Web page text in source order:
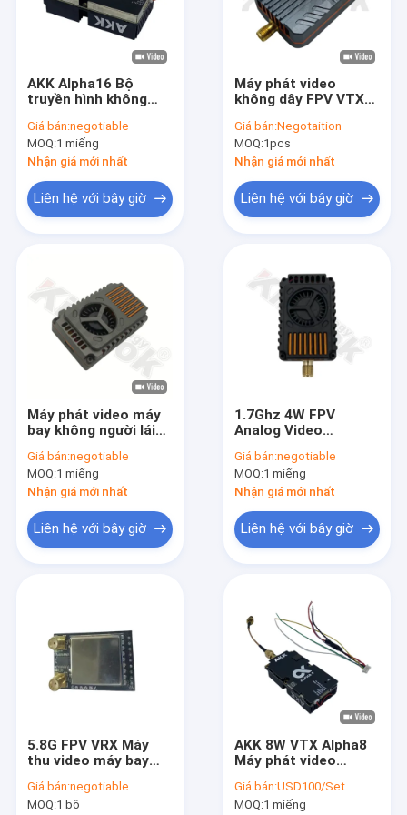
Nhà
Sản phẩm
Về chúng tôi
Chuyến tham quan nhà máy
Liên hệ với chúng tôi
Máy phát video FPV
Bộ thu video FPV
AKK Alpha16 Bộ
truyền hình không
VTX 96CH cho truyền
hình máy bay không
người lái RC
Giá bán:negotiable
MOQ:1 miếng
Nhận giá mới nhất
Liên hệ với bây giờ
Máy phát video
không dây FPV VTX
truyền dẫn đường dài
cho máy bay không
người lái FPV RC
Giá bán:Negotaition
MOQ:1pcs
Nhận giá mới nhất
Liên hệ với bây giờ
Máy phát video máy
bay không người lái
3.3Ghz không dây để
truyền video đường
dài
Giá bán:negotiable
MOQ:1 miếng
Nhận giá mới nhất
Liên hệ với bây giờ
1.7Ghz 4W FPV
Analog Video
không dây tầm xa
cho UAV Video TX
Giá bán:negotiable
MOQ:1 miếng
Nhận giá mới nhất
Liên hệ với bây giờ
5.8G FPV VRX Máy
thu video máy bay
dây 4990MHz-
5945MHz 8CH Video
Giá bán:negotiable
MOQ:1 bộ
AKK 8W VTX Alpha8
Máy phát video
8W 5W 3W 1W Hỗ trợ
nguồn Smart Audio
Giá bán:USD100/Set
MOQ:1 miếng